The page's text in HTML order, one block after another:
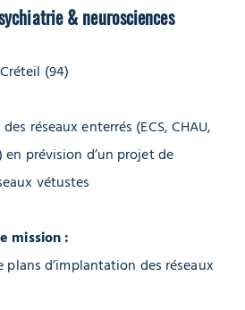
& neurosciences
Créteil (94)
réseaux enterrés (ECS, CHAU,
en prévision d’un projet de
vétustes
mission :
plans d’implantation des réseaux